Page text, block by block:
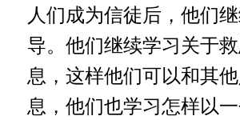
人们成为信徒后，他们
导。他们继续学习关于
息，这样他们可以和其
息，他们也学习怎样以